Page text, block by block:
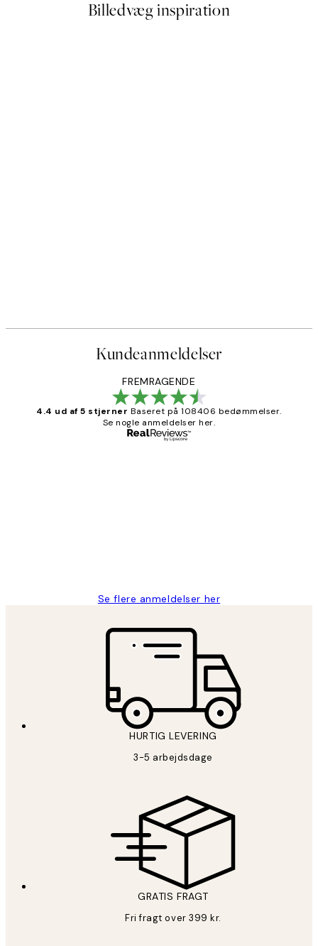
Billedvæg inspiration
Kundeanmeldelser
FREMRAGENDE
4.4 ud af 5 stjerner Baseret på 108406 bedømmelser.
Se nogle anmeldelser her.
Se flere anmeldelser her
HURTIG LEVERING
3-5 arbejdsdage
GRATIS FRAGT
Fri fragt over 399 kr.